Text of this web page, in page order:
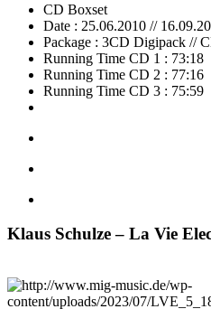
CD Boxset
Date : 25.06.2010 //
Package : 3CD Digipack //
Running Time CD 1 : 73:18
Running Time CD 2 : 77:16
Running Time CD 3 : 75:59
Klaus Schulze – La Vie